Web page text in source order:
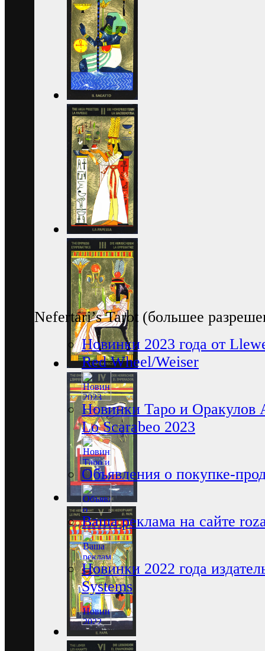
Nefertari’s Tarot (большее
Новинки 2023 года от
Red Wheel/Weiser
Новинки Таро и
Lo Scarabeo 2023
Объявления о покупке-
Ваша реклама на сайте
Новинки 2022 года
Systems